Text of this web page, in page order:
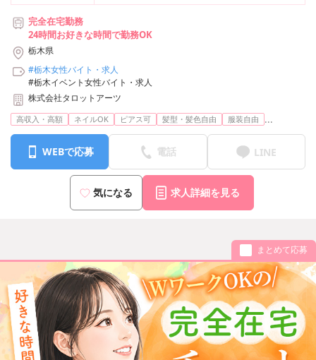
完全在宅勤務
24時間お好きな時間で勤務OK
栃木県
#栃木女性バイト・求人
#栃木イベント女性バイト・求人
株式会社タロットアーツ
高収入・高額 ネイルOK ピアス可 髪型・髪色自由 服装自由 ...
WEBで応募 電話 LINE
気になる 求人詳細を見る
まとめて応募